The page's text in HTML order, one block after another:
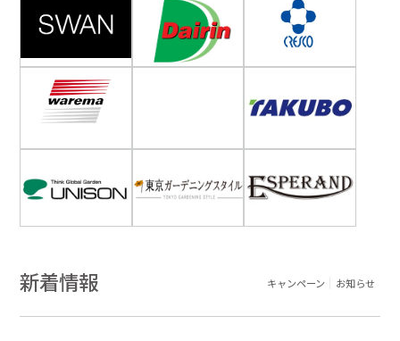
新着情報 キャンペーン お知らせ